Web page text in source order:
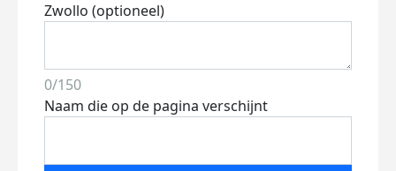
Zwollo (optioneel)
0/150
Naam die op de pagina verschijnt